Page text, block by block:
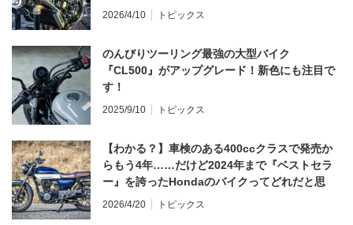
てならず／CB1000F ①第一印象 編】
2026/4/10 トピックス
のんびりツーリング最強の大型バイク
『CL500』がアップグレード！新色にも注目で
す！
2025/9/10 トピックス
【わかる？】車検のある400ccクラスで発売か
らもう4年……だけど2024年まで『ベストセラ
ー』を誇ったHondaのバイクってどれだと思
う？
2026/4/20 トピックス